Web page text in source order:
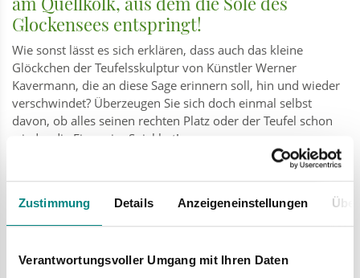
Zustimmung Details Anzeigeneinstellungen
Verantwortungsvoller Umgang mit Ihren Daten
Glockensees entspringt!
Wie sonst lässt es sich erklären, dass auch das kleine
Glöckchen der Teufelsskulptur von Künstler Werner
Kavermann, die an diese Sage erinnern soll, hin und wieder
verschwindet? Überzeugen Sie sich doch einmal selbst
davon, ob alles seinen rechten Platz oder der Teufel schon
wieder die Finger im Spiel hat!
Nebenbei sollten Sie sich auch nicht das Schauspiel im Kolk
entgehen lassen, in dem sowohl Salz- als auch Süßwasser
langsam emporblubbern. Dieses offene Zutagetreten ist eine
hier in Grün und Blau tauchen.